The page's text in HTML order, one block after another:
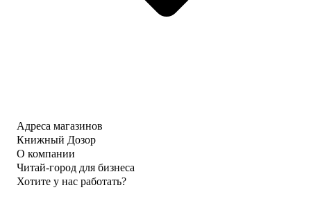
Адреса магазинов
Книжный Дозор
О компании
Читай-город для бизнеса
Хотите у нас работать?